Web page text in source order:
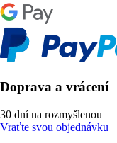
Doprava a vrácení
30 dní na rozmyšlenou
Vraťte svou objednávku